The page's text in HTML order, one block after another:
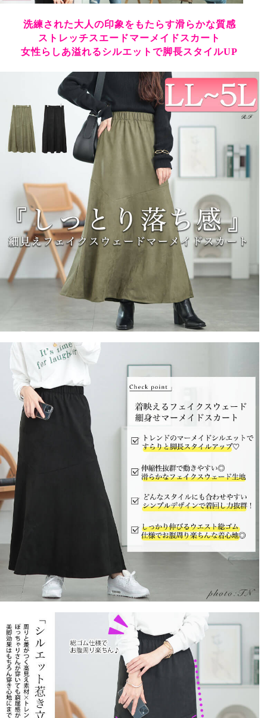
洗練された大人の印象をもたらす滑らかな質感
ストレッチスエードマーメイドスカート
女性らしあ溢れるシルエットで脚長スタイルUP